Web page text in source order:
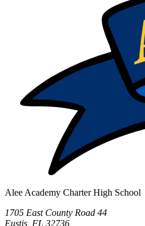
Alee Academy Charter High School
1705 East County Road 44
Eustis, FL 32736